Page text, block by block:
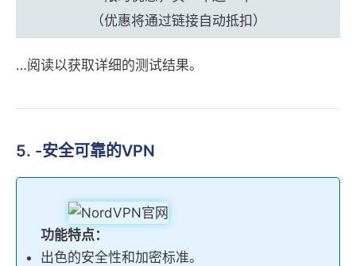
（优惠将通过链接自动抵扣）
…阅读以获取详细的测试结果。
5. -安全可靠的VPN
功能特点：
出色的安全性和加密标准。